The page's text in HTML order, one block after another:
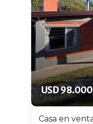
USD 98.000